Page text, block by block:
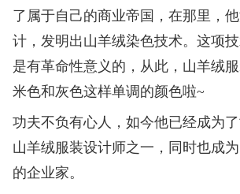
了属于自己的商业帝国，在那里，
计， 发明出山羊绒染色技术。这项
是有革命性意义的，从此，山羊绒
米色和灰色这样单调的颜色啦~
功夫不负有心人，如今他已经成为
山羊绒服装设计师之一，同时也成
的企业家。